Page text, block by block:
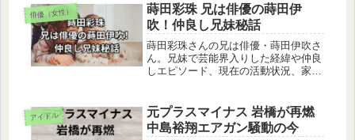
俳優（女性）
蒔田彩珠 兄は俳優の蒔田伊
吹！仲良し兄妹秘話
蒔田彩珠さんの兄は俳優・蒔田伊吹さ
ん。兄妹で芸能界入りした経緯や仲良
しエピソード、現在の活動状況、家族
アイドル
元プラスマイナス 岩橋が再燃
中島裕翔エアガン騒動の今